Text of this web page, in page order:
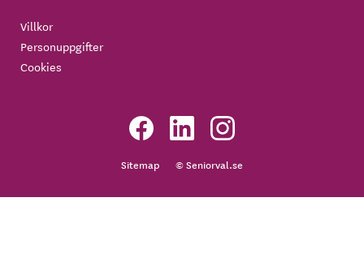
Villkor
Personuppgifter
Cookies
Sitemap © Seniorval.se